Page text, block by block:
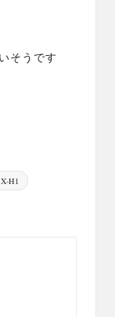
そうです
X-H1